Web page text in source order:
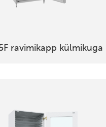
ravimikapp külmikuga